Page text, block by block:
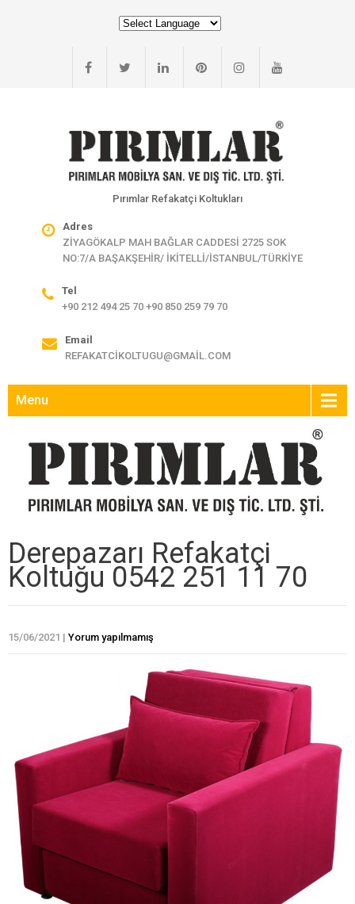
Pırımlar Refakatçi Koltukları
Adres
ZİYAGÖKALP MAH BAĞLAR CADDESİ 2725 SOK
NO:7/A BAŞAKŞEHİR/ İKİTELLİ/İSTANBUL/TÜRKİYE
Tel
+90 212 494 25 70 +90 850 259 79 70
Email
REFAKATCIKOLTUGU@GMAIL.COM
Menu
Derepazarı Refakatçi
Koltuğu 0542 251 11 70
15/06/2021 | Yorum yapılmamış